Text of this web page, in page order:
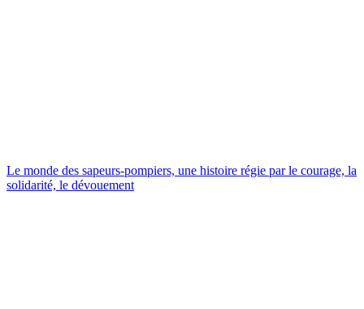
Le monde des sapeurs-pompiers, une histoire régie par le courage, la
solidarité, le dévouement